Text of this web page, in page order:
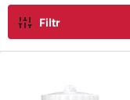
Filtr